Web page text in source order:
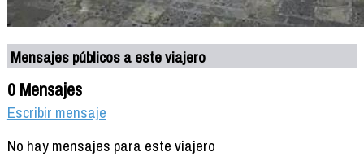
Mensajes públicos a este viajero
0 Mensajes
Escribir mensaje
No hay mensajes para este viajero